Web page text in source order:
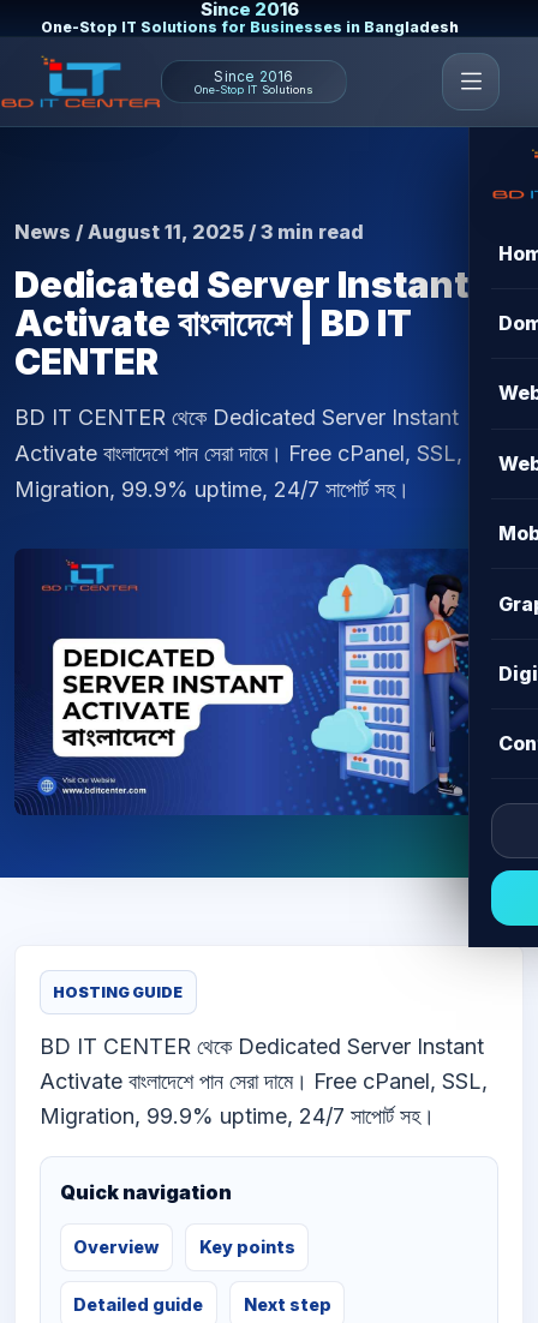
Since 2016
One-Stop IT Solutions for Businesses in Bangladesh
Since 2016
One-Stop IT Solutions
News / August 11, 2025 / 3 min read
Dedicated Server Instant
Activate বাংলাদেশে | BD IT
CENTER
BD IT CENTER থেকে Dedicated Server Instant
Activate বাংলাদেশে পান সেরা দামে। Free cPanel, SSL,
Migration, 99.9% uptime, 24/7 সাপোর্ট সহ।
HOSTING GUIDE
BD IT CENTER থেকে Dedicated Server Instant
Activate বাংলাদেশে পান সেরা দামে। Free cPanel, SSL,
Migration, 99.9% uptime, 24/7 সাপোর্ট সহ।
Quick navigation
Overview Key points
Detailed guide Next step